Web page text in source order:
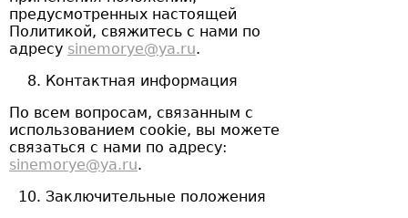
предусмотренных настоящей
Политикой, свяжитесь с нами по
адресу sinemorye@ya.ru.
Контактная информация
По всем вопросам, связанным с
использованием cookie, вы можете
связаться с нами по адресу:
sinemorye@ya.ru.
Заключительные положения